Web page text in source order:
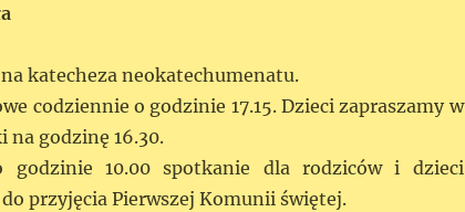
katecheza neokatechumenatu.
codziennie o godzinie 17.15. Dzieci zapraszamy w
na godzinę 16.30.
10.00 spotkanie dla rodziców i dzieci
przyjęcia Pierwszej Komunii świętej.